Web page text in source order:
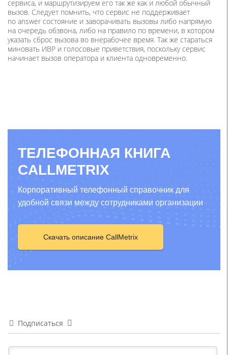
сервиса, и маршрутизируем его так же как и любой обычный
вызов. Следует помнить, что сервис не поддерживает
no answer состояние и заворачивать вызовы либо напрямую
на очередь обзвона, либо на правило по времени, в котором
указать сброс вызова во внерабочее время. Так же стараться
миновать ИВР и голосовые приветствия, поскольку сервис
начинает вызов оператора и клиента одновременно.
ТЕЛЕФОННАЯ КНИГА
CALLMETRIX
Корпоративный телефонный справочник для
удобной связи между сотрудниками организации
Скачать описание CallMetrix
Подписаться